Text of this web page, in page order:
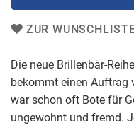
ZUR
Die neue Brillenbär-
bekommt einen Auftrag
war schon oft Bote für
ungewohnt und fremd.